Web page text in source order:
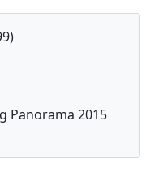
Panorama 2015